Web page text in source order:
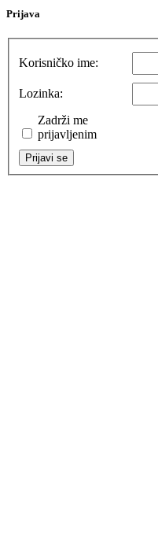
Prijava
Korisničko ime:
Lozinka:
Zadrži me
prijavljenim
Prijavi se